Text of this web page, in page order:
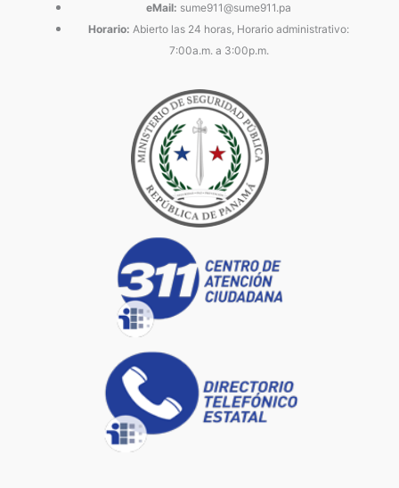
eMail: sume911@sume911.pa
Horario: Abierto las 24 horas, Horario administrativo:
7:00a.m. a 3:00p.m.